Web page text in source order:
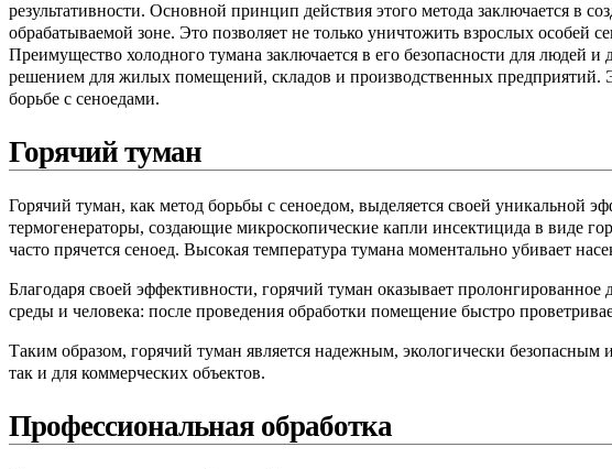
результативности. Основной принцип действия этого метода заключается в
обрабатываемой зоне. Это позволяет не только уничтожить взрослых особей
Преимущество холодного тумана заключается в его безопасности для
решением для жилых помещений, складов и производственных предприятий.
борьбе с сеноедами.
Горячий туман
Горячий туман, как метод борьбы с сеноедом, выделяется своей уникальной
термогенераторы, создающие микроскопические капли инсектицида в виде
часто прячется сеноед. Высокая температура тумана моментально убивает
Благодаря своей эффективности, горячий туман оказывает
среды и человека: после проведения обработки помещение быстро
Таким образом, горячий туман является надежным, экологически
так и для коммерческих объектов.
Профессиональная обработка